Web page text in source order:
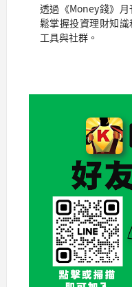
透過《Money錢》
鬆掌握投資理財知
工具與社群。